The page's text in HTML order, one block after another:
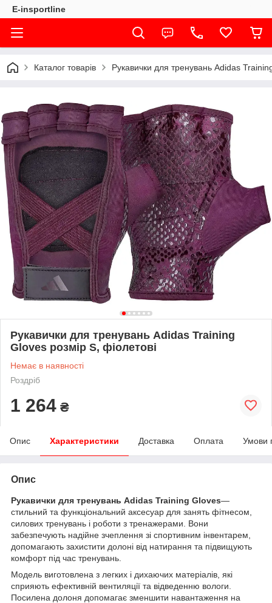
E-insportline
Каталог товарів Рукавички для тренувань Adidas
Рукавички для тренувань Adidas Training
Gloves розмір S, фіолетові
Немає в наявності
Роздріб
1 264 ₴
Опис Характеристики Доставка Оплата Умови
Опис
Рукавички для тренувань Adidas Training Gloves—
стильний та функціональний аксесуар для занять фітнесом,
силових тренувань і роботи з тренажерами. Вони
забезпечують надійне зчеплення зі спортивним інвентарем,
допомагають захистити долоні від натирання та підвищують
комфорт під час тренувань.
Модель виготовлена з легких і дихаючих матеріалів, які
сприяють ефективній вентиляції та відведенню вологи.
Посилена долоня допомагає зменшити навантаження на